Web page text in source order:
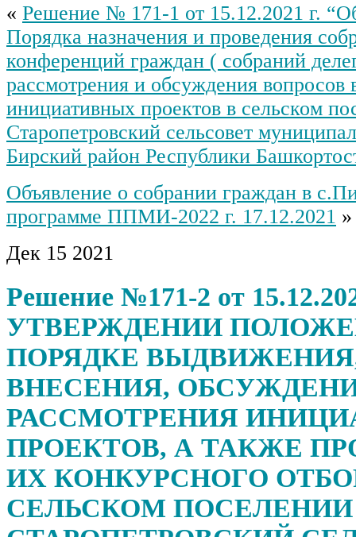
« Решение № 171-1 от 15.12.2021 г.
Порядка назначения и проведения
конференций граждан ( собраний
рассмотрения и обсуждения вопросов
инициативных проектов в сельском
Старопетровский сельсовет
Бирский район Республики
Объявление о собрании граждан в
программе ППМИ-2022 г. 17.12.2021 »
Дек 15 2021
Решение №171-2 от
УТВЕРЖДЕНИИ
ПОРЯДКЕ
ВНЕСЕНИЯ,
РАССМОТРЕНИЯ
ПРОЕКТОВ, А ТАКЖЕ
ИХ КОНКУРСНОГО
СЕЛЬСКОМ ПОСЕЛЕНИИ